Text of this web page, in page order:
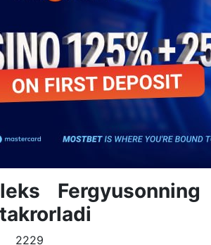
Fergyusonning
2229